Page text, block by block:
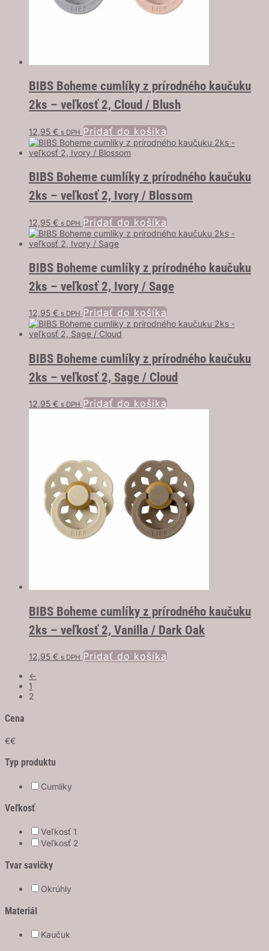
BIBS Boheme cumlíky z prírodného kaučuku
2ks – veľkosť 2, Cloud / Blush
12,95 € s DPH Pridať do košíka
BIBS Boheme cumlíky z prírodného kaučuku
2ks – veľkosť 2, Ivory / Blossom
12,95 € s DPH Pridať do košíka
BIBS Boheme cumlíky z prírodného kaučuku
2ks – veľkosť 2, Ivory / Sage
12,95 € s DPH Pridať do košíka
BIBS Boheme cumlíky z prírodného kaučuku
2ks – veľkosť 2, Sage / Cloud
12,95 € s DPH Pridať do košíka
BIBS Boheme cumlíky z prírodného kaučuku
2ks – veľkosť 2, Vanilla / Dark Oak
12,95 € s DPH Pridať do košíka
←
1
2
Cena
€€
Typ produktu
Cumlíky
Veľkosť
Veľkosť 1
Veľkosť 2
Tvar savičky
Okrúhly
Materiál
Kaučuk